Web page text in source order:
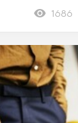
1686